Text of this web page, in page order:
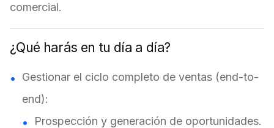
comercial.
¿Qué harás en tu día a día?
Gestionar el ciclo completo de ventas (end-to-
end):
Prospección y generación de oportunidades.